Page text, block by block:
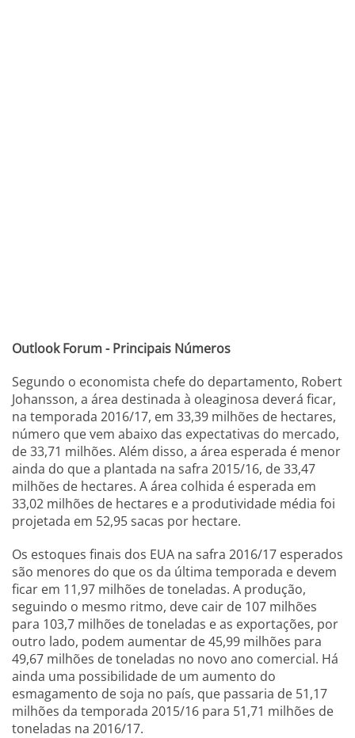
Outlook Forum - Principais Números
Segundo o economista chefe do departamento, Robert
Johansson, a área destinada à oleaginosa deverá ficar,
na temporada 2016/17, em 33,39 milhões de hectares,
número que vem abaixo das expectativas do mercado,
de 33,71 milhões. Além disso, a área esperada é menor
ainda do que a plantada na safra 2015/16, de 33,47
milhões de hectares. A área colhida é esperada em
33,02 milhões de hectares e a produtividade média foi
projetada em 52,95 sacas por hectare.
Os estoques finais dos EUA na safra 2016/17 esperados
são menores do que os da última temporada e devem
ficar em 11,97 milhões de toneladas. A produção,
seguindo o mesmo ritmo, deve cair de 107 milhões
para 103,7 milhões de toneladas e as exportações, por
outro lado, podem aumentar de 45,99 milhões para
49,67 milhões de toneladas no novo ano comercial. Há
ainda uma possibilidade de um aumento do
esmagamento de soja no país, que passaria de 51,17
milhões da temporada 2015/16 para 51,71 milhões de
toneladas na 2016/17.